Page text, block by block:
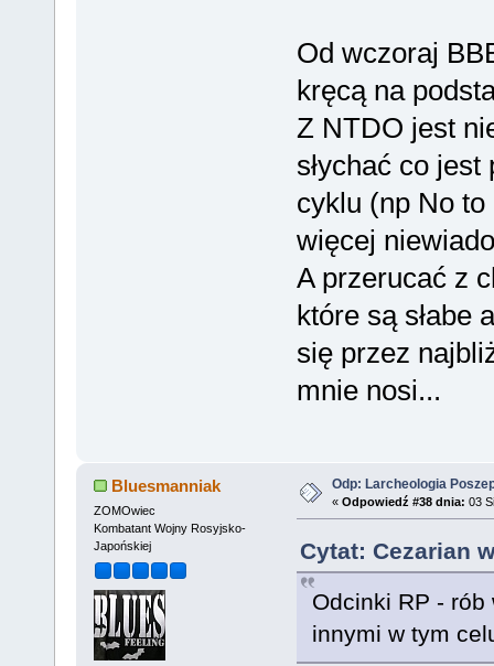
Od wczoraj
kręcą na
Z NTDO jest
słychać co
cyklu (np No
więcej
A przerucać z
które są słabe
się przez
mnie nosi...
Bluesmanniak
ZOMOwiec
Kombatant Wojny Rosyjsko-
Japońskiej
Odp: Larcheologia
« Odpowiedź #38 dnia: 03
Cytat: Cezarian
Odcinki RP - rób
innymi w tym